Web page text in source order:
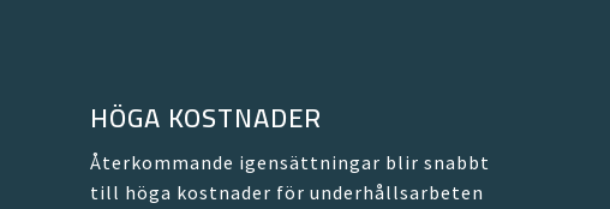
HÖGA KOSTNADER
Återkommande igensättningar blir snabbt
till höga kostnader för underhållsarbeten